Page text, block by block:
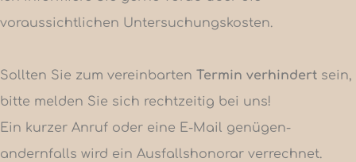
voraussichtlichen Untersuchungskosten.
Sollten Sie zum vereinbarten Termin verhindert sein,
bitte melden Sie sich rechtzeitig bei uns!
Ein kurzer Anruf oder eine E-Mail genügen-
andernfalls wird ein Ausfallshonorar verrechnet.